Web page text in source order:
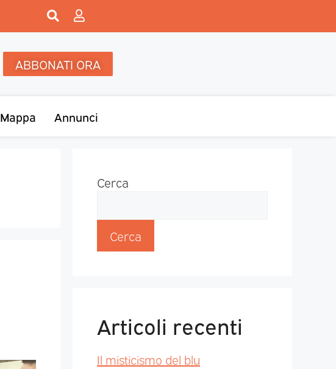
ABBONATI ORA
Mappa Annunci
Cerca
Cerca
Articoli recenti
Il misticismo del blu